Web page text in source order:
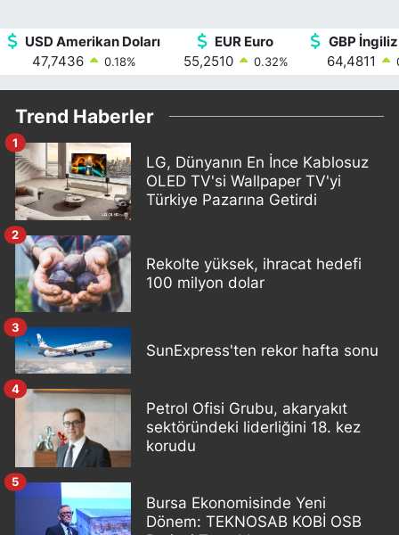
USD Amerikan Doları
47,7436
0.18%
EUR Euro
55,2510
0.32%
GBP
64,4811
Trend Haberler
LG, Dünyanın En İnce Kablosuz
OLED TV'si Wallpaper TV'yi
Türkiye Pazarına Getirdi
1
Rekolte yüksek, ihracat hedefi
100 milyon dolar
2
SunExpress'ten rekor hafta sonu
3
Petrol Ofisi Grubu, akaryakıt
sektöründeki liderliğini 18. kez
korudu
4
Bursa Ekonomisinde Yeni
Dönem: TEKNOSAB KOBİ OSB
5